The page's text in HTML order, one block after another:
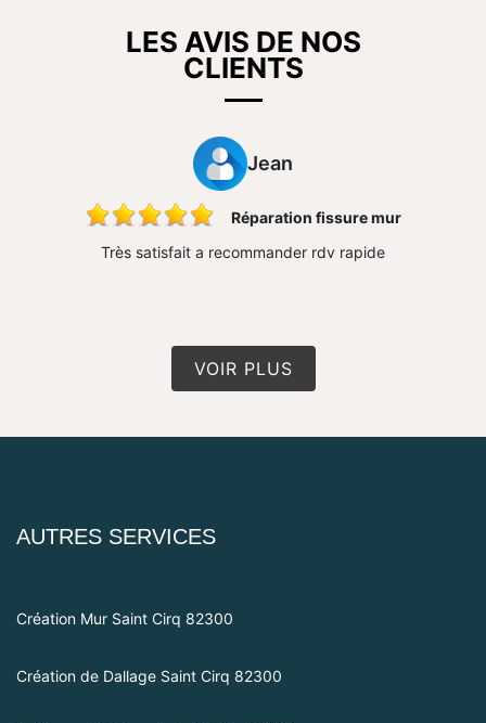
LES AVIS DE NOS
CLIENTS
Jean
Réparation fissure mur
Très satisfait a recommander rdv rapide
VOIR PLUS
AUTRES SERVICES
Création Mur Saint Cirq 82300
Création de Dallage Saint Cirq 82300